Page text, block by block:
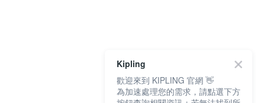
Kipling
歡迎來到 KIPLING 官網 👋
為加速處理您的需求，請點選下方